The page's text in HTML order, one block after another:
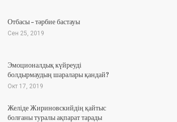
Отбасы – тәрбие бастауы
Сен 25, 2019
Эмоционалдық күйреуді
болдырмаудың шаралары қандай?
Окт 17, 2019
Желіде Жириновскийдің қайтыс
болғаны туралы ақпарат тарады